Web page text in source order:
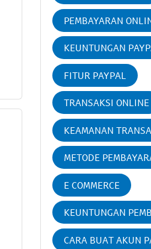
PEMBAYARAN
KEUNTUNGAN
FITUR PAYPAL
TRANSAKSI ONLINE
KEAMANAN
METODE
E COMMERCE
KEUNTUNGAN
CARA BUAT AKUN